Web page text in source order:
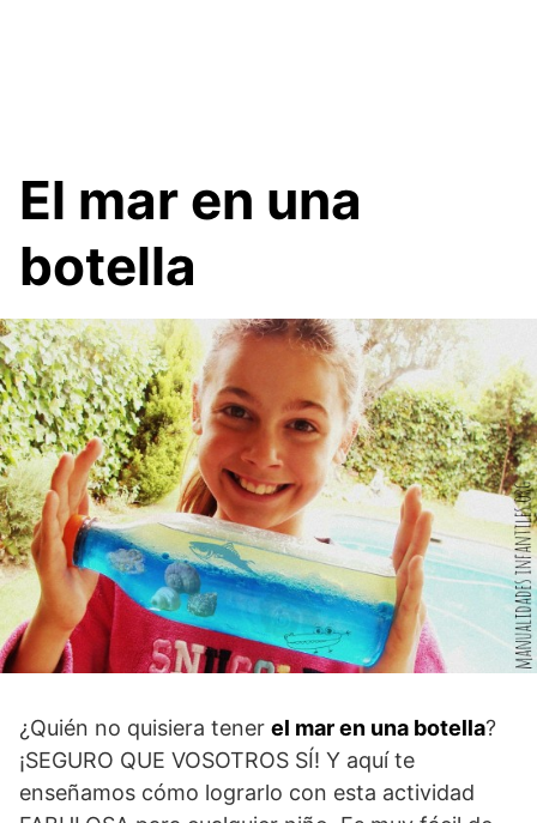
El mar en una
botella
¿Quién no quisiera tener el mar en una botella?
¡SEGURO QUE VOSOTROS SÍ! Y aquí te
enseñamos cómo lograrlo con esta actividad